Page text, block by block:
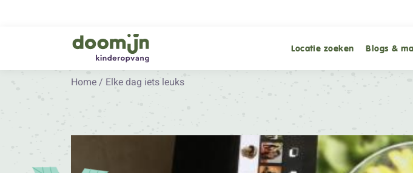
Locatie zoeken Blogs &
Home / Elke dag iets leuks